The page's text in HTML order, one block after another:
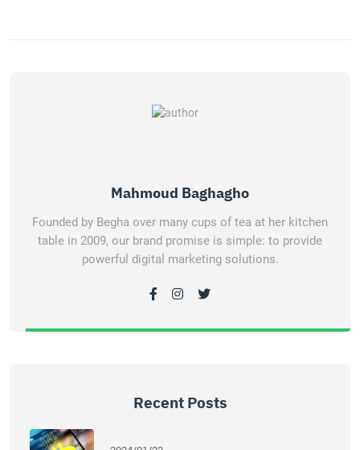
Mahmoud Baghagho
Founded by Begha over many cups of tea at her kitchen
table in 2009, our brand promise is simple: to provide
powerful digital marketing solutions.
Recent Posts